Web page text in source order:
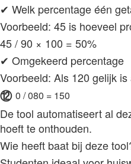
✔ Welk percentage één
Voorbeeld: 45 is hoeveel
45 / 90 × 100 = 50%
✔ Omgekeerd percentage
Voorbeeld: Als 120 gelijk
⑫ 0 / 080 = 150
De tool automatiseert al
hoeft te onthouden.
Wie heeft baat bij deze